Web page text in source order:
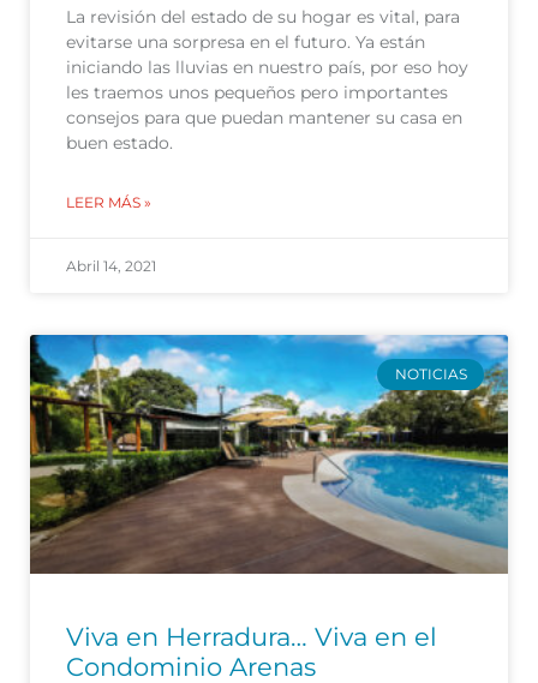
La revisión del estado de su hogar es vital, para
evitarse una sorpresa en el futuro. Ya están
iniciando las lluvias en nuestro país, por eso hoy
les traemos unos pequeños pero importantes
consejos para que puedan mantener su casa en
buen estado.
LEER MÁS »
Abril 14, 2021
NOTICIAS
Viva en Herradura… Viva en el
Condominio Arenas